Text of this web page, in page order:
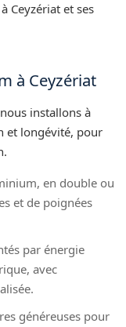
Ceyzériat et ses
à Ceyzériat
installons à
et longévité, pour
en double ou
et de poignées
par énergie
avec
généreuses pour